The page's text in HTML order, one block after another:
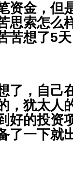
资金，但
思索怎么
苦想了5
了，自己
，犹太人
好的投资
了一下就